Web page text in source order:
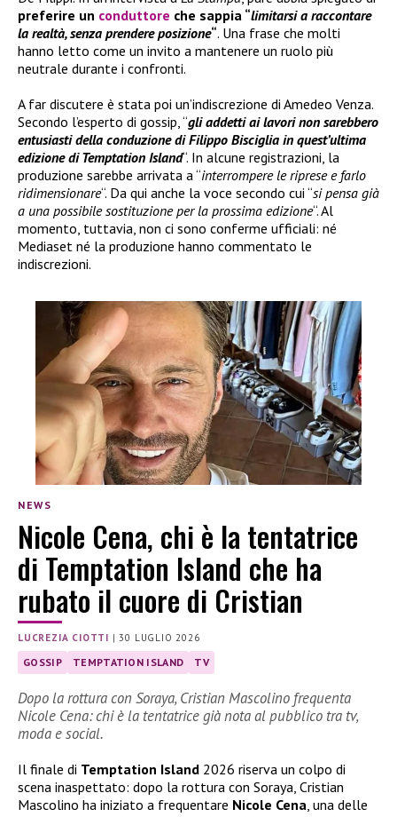
preferire un conduttore che sappia “limitarsi a raccontare
la realtà, senza prendere posizione“. Una frase che molti
hanno letto come un invito a mantenere un ruolo più
neutrale durante i confronti.
A far discutere è stata poi un’indiscrezione di Amedeo Venza.
Secondo l’esperto di gossip, “gli addetti ai lavori non sarebbero
entusiasti della conduzione di Filippo Bisciglia in quest’ultima
edizione di Temptation Island“. In alcune registrazioni, la
produzione sarebbe arrivata a “interrompere le riprese e farlo
ridimensionare“. Da qui anche la voce secondo cui “si pensa già
a una possibile sostituzione per la prossima edizione“. Al
momento, tuttavia, non ci sono conferme ufficiali: né
Mediaset né la produzione hanno commentato le
indiscrezioni.
NEWS
Nicole Cena, chi è la tentatrice
di Temptation Island che ha
rubato il cuore di Cristian
LUCREZIA CIOTTI |30 LUGLIO 2026
GOSSIP TEMPTATION ISLAND TV
Dopo la rottura con Soraya, Cristian Mascolino frequenta
Nicole Cena: chi è la tentatrice già nota al pubblico tra tv,
moda e social.
Il finale di Temptation Island 2026 riserva un colpo di
scena inaspettato: dopo la rottura con Soraya, Cristian
Mascolino ha iniziato a frequentare Nicole Cena , una delle